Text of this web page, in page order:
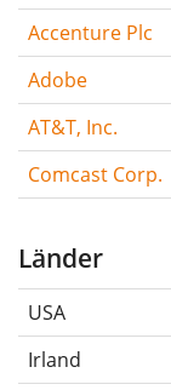
Accenture Plc
Adobe
AT&T, Inc.
Comcast Corp.
Länder
USA
Irland